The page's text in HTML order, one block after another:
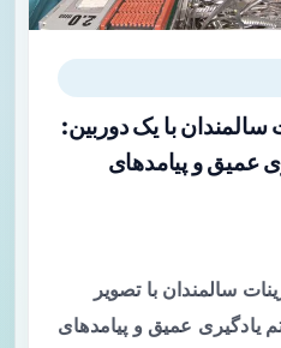
سالمندان با یک دوربین:
عمیق و پیامدهای
سالمندان با تصویر
یادگیری عمیق و پیامدهای